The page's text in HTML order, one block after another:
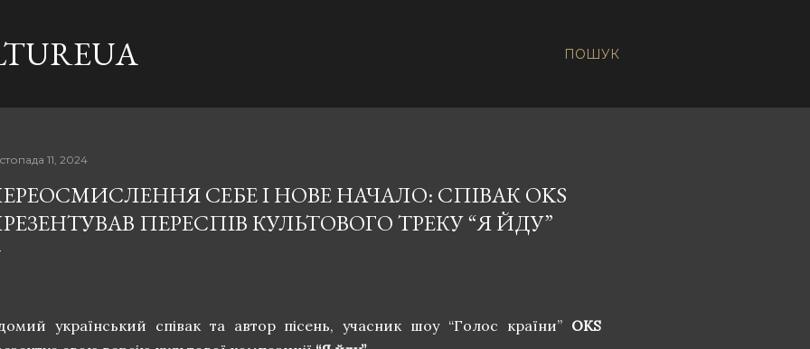
ПОШУК
11, 2024
СЕБЕ І НОВЕ НАЧАЛО: СПІВАК OKS
ПЕРЕСПІВ КУЛЬТОВОГО ТРЕКУ “Я ЙДУ”
український співак та автор пісень, учасник шоу “Голос країни” OKS